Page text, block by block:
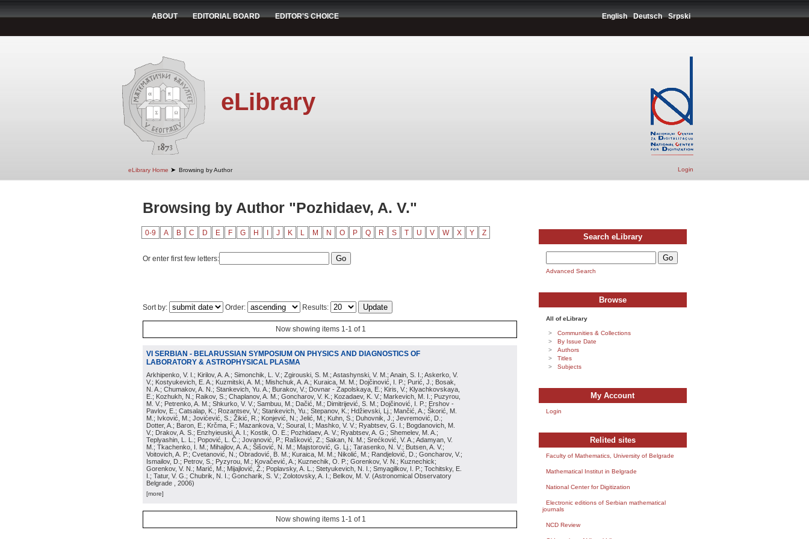
ABOUT EDITORIAL BOARD EDITOR'S CHOICE English Deutsch Srpski
eLibrary
eLibrary Home ➤ Browsing by Author Login
Browsing by Author "Pozhidaev, A. V."
0-9 A B C D E F G H J K L M N O P Q R S T U V W X Y Z
Or enter first few letters:
Sort by: Order: Results:
Now showing items 1-1 of 1
VI SERBIAN - BELARUSSIAN SYMPOSIUM ON PHYSICS AND DIAGNOSTICS OF
LABORATORY & ASTROPHYSICAL PLASMA
Arkhipenko, V. I.; Kirilov, A. A.; Simonchik, L. V.; Zgirouski, S. M.; Astashynski, V. M.; Anain, S. I.; Askerko, V.
V.; Kostyukevich, E. A.; Kuzmitski, A. M.; Mishchuk, A. A.; Kuraica, M. M.; Dojčinović, I. P.; Purić, J.; Bosak,
N. A.; Chumakov, A. N.; Stankevich, Yu. A.; Burakov, V.; Dovnar - Zapolskaya, E.; Kiris, V.; Klyachkovskaya,
E.; Kozhukh, N.; Raikov, S.; Chaplanov, A. M.; Goncharov, V. K.; Kozadaev, K. V.; Markevich, M. I.; Puzyrou,
M. V.; Petrenko, A. M.; Shkurko, V. V.; Sambuu, M.; Dačić, M.; Dimitrijević, S. M.; Dojčinović, I. P.; Ershov -
Pavlov, E.; Catsalap, K.; Rozantsev, V.; Stankevich, Yu.; Stepanov, K.; Hdžievski, Lj.; Mančić, A.; Škorić, M.
M.; Ivković, M.; Jovićević, S.; Žikić, R.; Konjević, N.; Jelić, M.; Kuhn, S.; Duhovnik, J.; Jevremović, D.;
Dotter, A.; Baron, E.; Krčma, F.; Mazankova, V.; Soural, I.; Mashko, V. V.; Ryabtsev, G. I.; Bogdanovich, M.
V.; Drakov, A. S.; Enzhyieuski, A. I.; Kostik, O. E.; Pozhidaev, A. V.; Ryabtsev, A. G.; Shemelev, M. A.;
Teplyashin, L. L.; Popović, L. Č.; Jovanović, P.; Rašković, Z.; Sakan, N. M.; Srećković, V. A.; Adamyan, V.
M.; Tkachenko, I. M.; Mihajlov, A. A.; Šišović, N. M.; Majstorović, G. Lj.; Tarasenko, N. V.; Butsen, A. V.;
Voitovich, A. P.; Cvetanović, N.; Obradović, B. M.; Kuraica, M. M.; Nikolić, M.; Randjelović, D.; Goncharov, V.;
Ismailov, D.; Petrov, S.; Pyzyrou, M.; Kovačević, A.; Kuznechik, O. P.; Gorenkov, V. N.; Kuznechick;
Gorenkov, V. N.; Marić, M.; Mijajlović, Ž.; Poplavsky, A. L.; Stetyukevich, N. I.; Smyagilkov, I. P.; Tochitsky, E.
I.; Tatur, V. G.; Chubrik, N. I.; Goncharik, S. V.; Zolotovsky, A. I.; Belkov, M. V. (Astronomical Observatory
Belgrade
, 2006)
[more]
Now showing items 1-1 of 1
Search eLibrary
Advanced Search
Browse
All of eLibrary
Communities & Collections
By Issue Date
Authors
Titles
Subjects
My Account
Login
Relited sites
Faculty of Mathematics, University of Belgrade
Mathematical Institut in Belgrade
National Center for Digitization
Electronic editions of Serbian mathematical
journals
NCD Review